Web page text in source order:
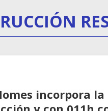
incorpora